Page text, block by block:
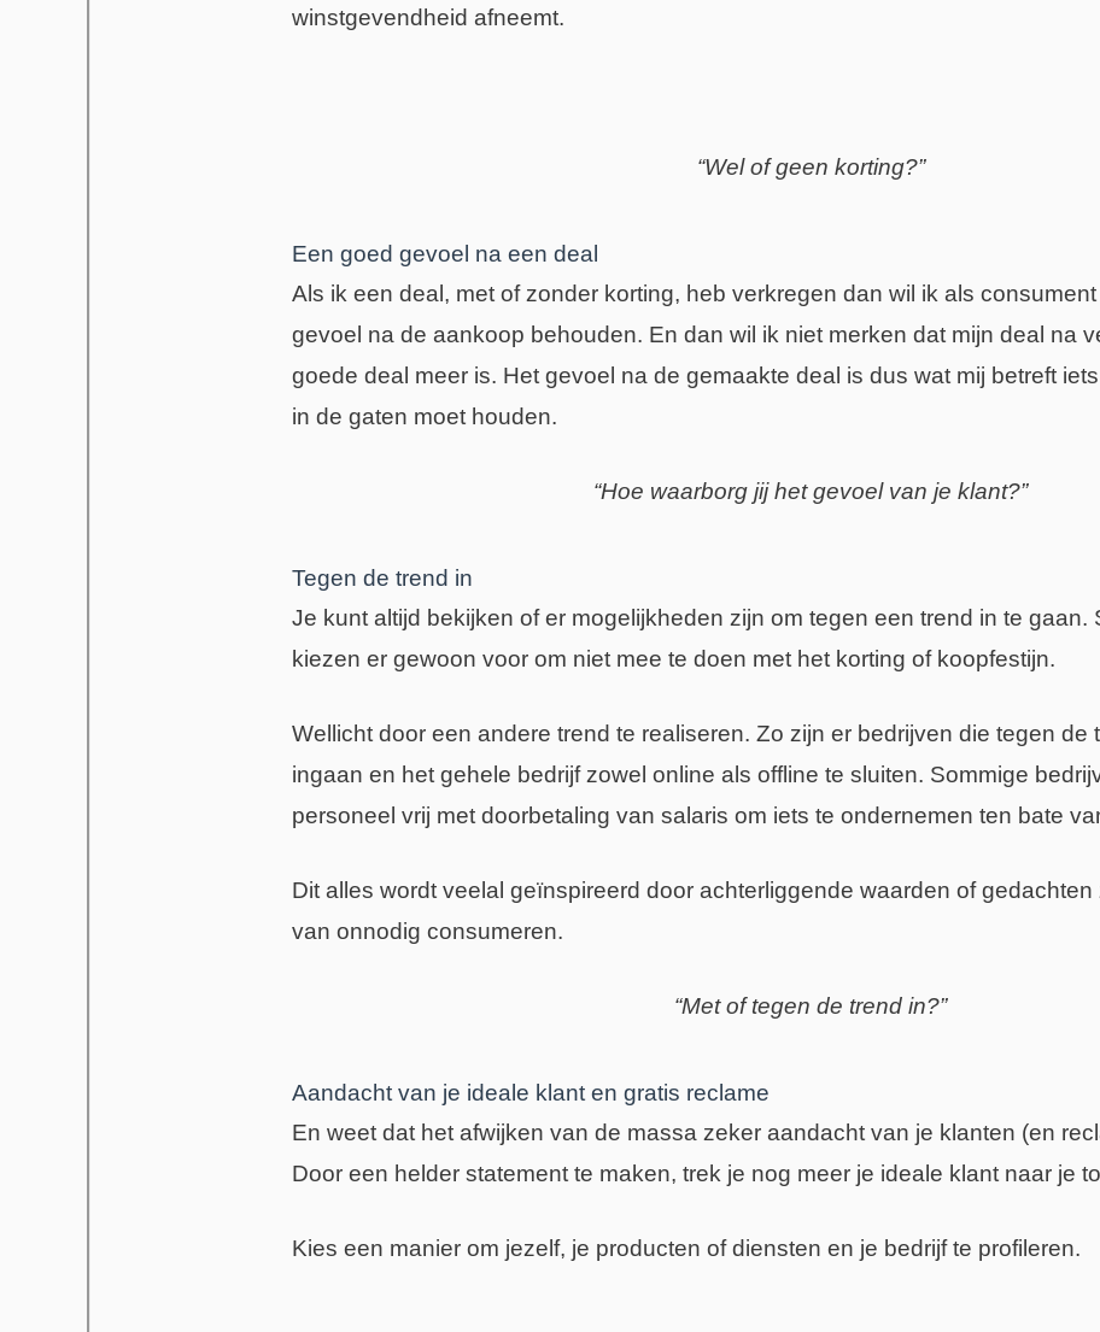
winstgevendheid afneemt.
“Wel of geen korting?”
Een goed gevoel na een deal
Als ik een deal, met of zonder korting, heb verkregen dan wil ik als
gevoel na de aankoop behouden. En dan wil ik niet merken dat mijn deal na
goede deal meer is. Het gevoel na de gemaakte deal is dus wat mij betreft
in de gaten moet houden.
“Hoe waarborg jij het gevoel van je klant?”
Tegen de trend in
Je kunt altijd bekijken of er mogelijkheden zijn om tegen een trend in te gaan.
kiezen er gewoon voor om niet mee te doen met het korting of koopfestijn.
Wellicht door een andere trend te realiseren. Zo zijn er bedrijven die tegen de
ingaan en het gehele bedrijf zowel online als offline te sluiten. Sommige
personeel vrij met doorbetaling van salaris om iets te ondernemen ten bate
Dit alles wordt veelal geïnspireerd door achterliggende waarden of
van onnodig consumeren.
“Met of tegen de trend in?”
Aandacht van je ideale klant en gratis reclame
En weet dat het afwijken van de massa zeker aandacht van je klanten (en
Door een helder statement te maken, trek je nog meer je ideale klant naar je
Kies een manier om jezelf, je producten of diensten en je bedrijf te profileren.